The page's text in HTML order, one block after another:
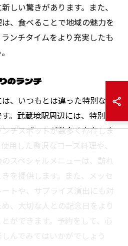
しい驚きがあります。また、
、食べることで地域の魅力を
ンチタイムをより充実したも
のランチ
、いつもとは違った特別なラ
。武蔵境駅周辺には、特別な
チスポットが数多く存在しま
用した贅沢なコース料理や、
スペシャルメニューは、訪れ
を提供します。また、メッセ
トや、サプライズ演出にも対
、大切な人との記念日をより
ができます。予約をして、心
んでみてはいかがでしょう